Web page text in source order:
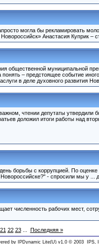
могла бы рекламировать
Анастасия Куприк –
общественной муниципальной
– предстоящее событие
в деле духовного развития
чтении депутаты утвердили
доложил итоги работы над
борьбы с коррупцией. По
- спросили мы у ...
численность рабочих мест,
21 22 23... Последняя »
by IPDynamic Lite(U) v1.0 © 2003 IPS,